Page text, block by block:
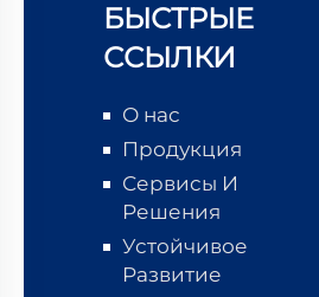
БЫСТРЫЕ
ССЫЛКИ
О нас
Продукция
Сервисы И
Решения
Устойчивое
Развитие